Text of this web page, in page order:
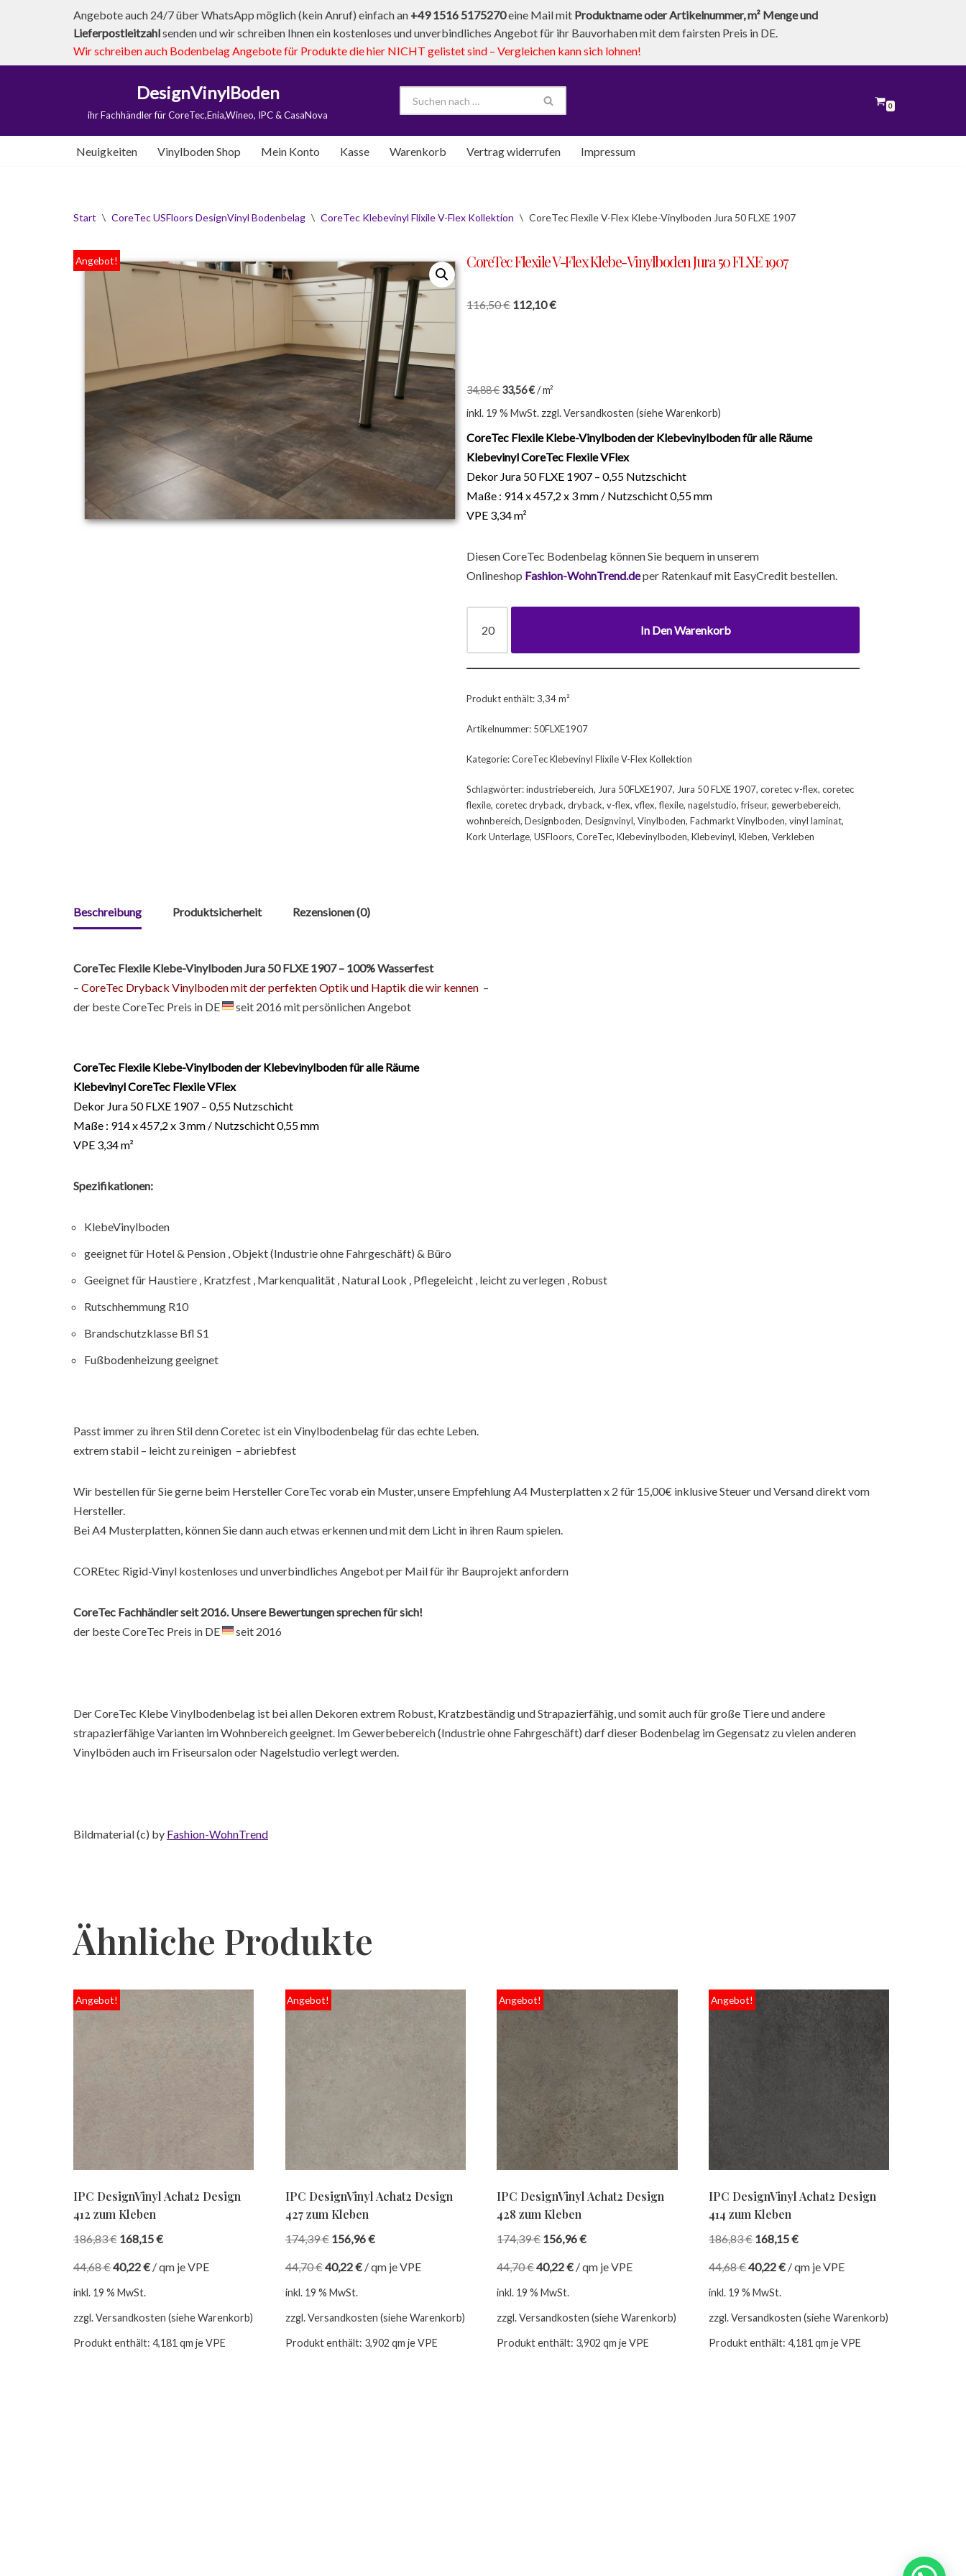
Angebote auch 24/7 über WhatsApp möglich (kein Anruf) einfach an +49 1516 5175270eine Mail mit Produktname oder Artikelnummer, m² Menge und
Lieferpostleitzahlsenden und wir schreiben Ihnen ein kostenloses und unverbindliches Angebot für ihr Bauvorhaben mit dem fairsten Preis in DE.
Wir schreiben auch Bodenbelag Angebote für Produkte die hier NICHT gelistet sind – Vergleichen kann sich lohnen!
DesignVinylBoden
ihr Fachhändler für CoreTec,Enia,Wineo, IPC & CasaNova
0
Neuigkeiten Vinylboden Shop Mein Konto Kasse Warenkorb Vertrag widerrufen Impressum
Start \ CoreTec USFloors DesignVinyl Bodenbelag \ CoreTec Klebevinyl Flixile V-Flex Kollektion \ CoreTec Flexile V-Flex Klebe-Vinylboden Jura 50 FLXE 1907
Angebot! CoreTec Flexile V-Flex Klebe-Vinylboden Jura 50 FLXE 1907
116,50€ 112,10€
34,88€ 33,56€/m²
inkl. 19 % MwSt. zzgl. Versandkosten (siehe Warenkorb)
CoreTec Flexile Klebe-Vinylboden der Klebevinylboden für alle Räume
Klebevinyl CoreTec Flexile VFlex
Dekor Jura 50 FLXE 1907 – 0,55 Nutzschicht
Maße : 914 x 457,2 x 3 mm / Nutzschicht 0,55 mm
VPE 3,34 m²
Diesen CoreTec Bodenbelag können Sie bequem in unserem
Onlineshop Fashion-WohnTrend.deper Ratenkauf mit EasyCredit bestellen.
In Den Warenkorb
Produkt enthält: 3,34m²
Artikelnummer: 50FLXE1907
Kategorie:CoreTec Klebevinyl Flixile V-Flex Kollektion
Schlagwörter:industriebereich, Jura 50FLXE1907, Jura 50 FLXE 1907,coretec v-flex,coretec
flexile,coretec dryback,dryback,v-flex,vflex,flexile,nagelstudio,friseur, gewerbebereich,
wohnbereich,Designboden,Designvinyl,Vinylboden,Fachmarkt Vinylboden,vinyl laminat,
Kork Unterlage,USFloors,CoreTec,Klebevinylboden,Klebevinyl,Kleben,Verkleben
Beschreibung Produktsicherheit Rezensionen (0)
CoreTec Flexile Klebe-Vinylboden Jura 50 FLXE 1907 – 100%Wasserfest
– CoreTec Dryback Vinylboden mit der perfekten Optik und Haptik die wir kennen –
der beste CoreTec Preis in DE
seit 2016 mit persönlichen Angebot
CoreTec Flexile Klebe-Vinylboden der Klebevinylboden für alle Räume
Klebevinyl CoreTec Flexile VFlex
Dekor Jura 50 FLXE 1907 – 0,55 Nutzschicht
Maße : 914 x 457,2 x 3 mm / Nutzschicht 0,55 mm
VPE 3,34 m²
Spezifikationen:
KlebeVinylboden
geeignet für Hotel & Pension , Objekt (Industrie ohne Fahrgeschäft) & Büro
Geeignet für Haustiere , Kratzfest , Markenqualität , Natural Look , Pflegeleicht , leicht zu verlegen , Robust
Rutschhemmung R10
Brandschutzklasse Bfl S1
Fußbodenheizung geeignet
Passt immer zu ihren Stil denn Coretec ist ein Vinylbodenbelag für das echte Leben.
extrem stabil – leicht zu reinigen – abriebfest
Wir bestellen für Sie gerne beim Hersteller CoreTec vorab ein Muster, unsere Empfehlung A4 Musterplatten x 2 für 15,00€ inklusive Steuer und Versand direkt vom
Hersteller.
Bei A4 Musterplatten, können Sie dann auch etwas erkennen und mit dem Licht in ihren Raum spielen.
COREtec Rigid-Vinyl kostenloses und unverbindliches Angebot per Mail für ihr Bauprojekt anfordern
CoreTec Fachhändler seit 2016. Unsere Bewertungen sprechen für sich!
der beste CoreTec Preis in DE
seit 2016
Der CoreTec Klebe Vinylbodenbelag ist bei allen Dekoren extrem Robust, Kratzbeständig und Strapazierfähig, und somit auch für große Tiere und andere
strapazierfähige Varianten im Wohnbereich geeignet. Im Gewerbebereich (Industrie ohne Fahrgeschäft) darf dieser Bodenbelag im Gegensatz zu vielen anderen
Vinylböden auch im Friseursalon oder Nagelstudio verlegt werden.
Bildmaterial (c) by Fashion-WohnTrend
Ähnliche Produkte
Angebot!
IPC DesignVinyl Achat2 Design
412 zum Kleben
186,83€ 168,15€
44,68€40,22€ /qm je VPE
inkl. 19 % MwSt.
zzgl. Versandkosten (siehe Warenkorb)
Produkt enthält: 4,181 qm je VPE
Angebot!
IPC DesignVinyl Achat2 Design
427 zum Kleben
174,39€ 156,96€
44,70€40,22€/qm je VPE
inkl. 19 % MwSt.
zzgl. Versandkosten (siehe Warenkorb)
Produkt enthält: 3,902 qm je VPE
Angebot!
IPC DesignVinyl Achat2 Design
428 zum Kleben
174,39€156,96€
44,70€40,22€ /qm je VPE
inkl. 19 % MwSt.
zzgl. Versandkosten (siehe Warenkorb)
Produkt enthält: 3,902qm je VPE
Angebot!
IPC DesignVinyl Achat2 Design
414 zum Kleben
186,83€ 168,15€
44,68€40,22€ /qm je VPE
inkl. 19 % MwSt.
zzgl. Versandkosten (siehe Warenkorb)
Produkt enthält: 4,181qm je VPE